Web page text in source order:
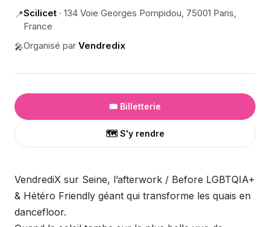
📍Scilicet · 134 Voie Georges Pompidou, 75001 Paris,
France
🎤Organisé par Vendredix
🎟️ Billetterie
🗺️ S'y rendre
VendrediX sur Seine, l’afterwork / Before LGBTQIA+
& Hétéro Friendly géant qui transforme les quais en
dancefloor.